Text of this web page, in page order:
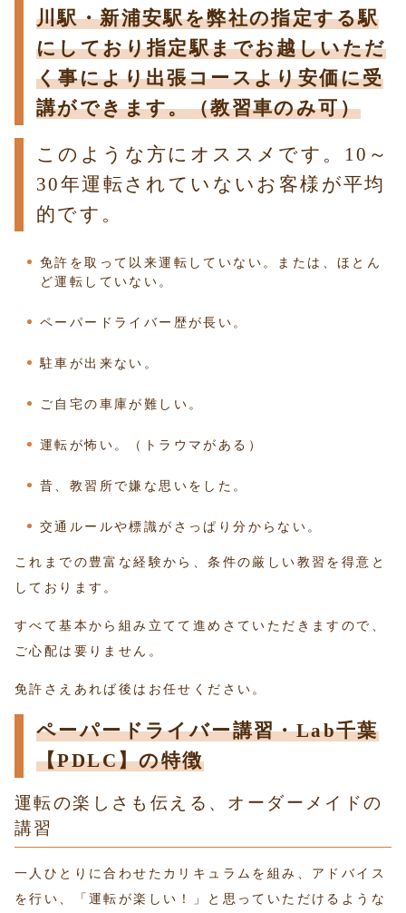
川駅・新浦安駅を弊社の指定する駅
にしており指定駅までお越しいただ
く事により出張コースより安価に受
講ができます。（教習車のみ可）
このような方にオススメです。10～
30年運転されていないお客様が平均
的です。
免許を取って以来運転していない。または、ほとん
ど運転していない。
ペーパードライバー歴が長い。
駐車が出来ない。
ご自宅の車庫が難しい。
運転が怖い。（トラウマがある）
昔、教習所で嫌な思いをした。
交通ルールや標識がさっぱり分からない。
これまでの豊富な経験から、条件の厳しい教習を得意と
しております。
すべて基本から組み立てて進めさていただきますので、
ご心配は要りません。
免許さえあれば後はお任せください。
ペーパードライバー講習・Lab千葉
【PDLC】の特徴
運転の楽しさも伝える、オーダーメイドの
講習
一人ひとりに合わせたカリキュラムを組み、アドバイス
を行い、「運転が楽しい！」と思っていただけるような